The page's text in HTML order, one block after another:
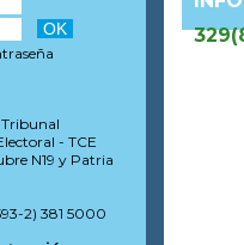
- TCE
N19 y Patria
2) 381 5000